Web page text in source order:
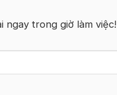
ngay trong giờ làm việc!